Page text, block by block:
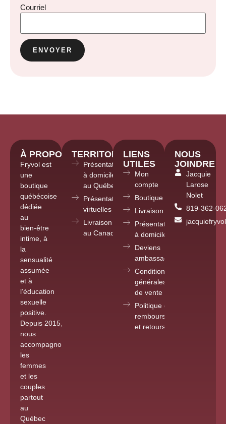
Courriel
À PROPOS
Fryvol est
une
boutique
québécoise
dédiée
au
bien-être
intime, à
la
sensualité
assumée
et à
l’éducation
sexuelle
positive.
Depuis 2015
nous
accompagnons
les
femmes
et les
couples
partout
au
Québec
TERRITOIRE
Présentations
à domicile
au Québec
Présentations
virtuelles partout
Livraison
au Canada
LIENS
UTILES
Mon
compte
Boutique
Livraison
Présentations
à domicile
Deviens
ambassadrice
Conditions
générales
de vente
Politique de
remboursements
et retours
NOUS
JOINDRE
Jacquie
Larose
Nolet
819-362-